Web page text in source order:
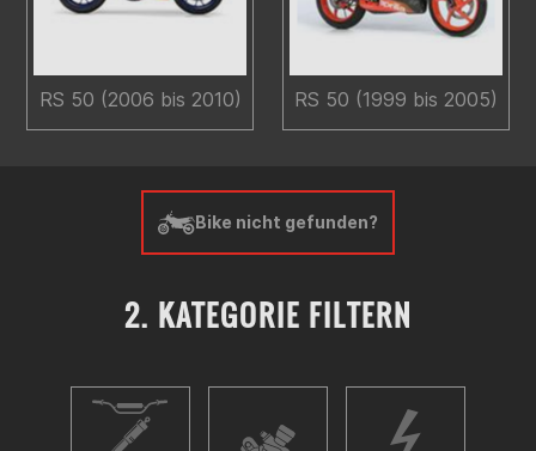
RS 50 (2006 bis 2010) RS 50 (1999 bis 2005)
Bike nicht gefunden?
2. KATEGORIE FILTERN